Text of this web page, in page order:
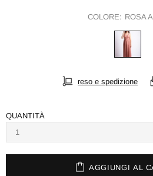
COLORE: ROSA
reso e spedizione
QUANTITÀ
AGGIUNGI AL